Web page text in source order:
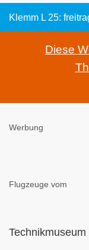
Diese
Werbung
Flugzeuge vom
Technikmuseum